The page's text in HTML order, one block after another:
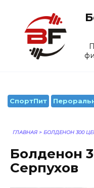
содержанию
СпортПит
ГЛАВНАЯ > БОЛДЕНОН 300
Болденон
Серпухов